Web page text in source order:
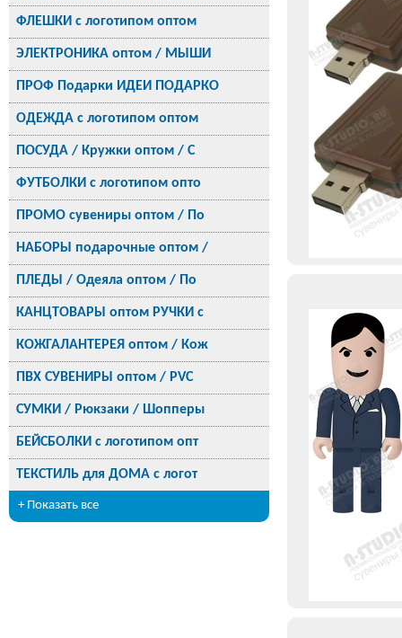
ФЛЕШКИ с логотипом оптом
ЭЛЕКТРОНИКА оптом / МЫШИ
ПРОФ Подарки ИДЕИ ПОДАРКО
ОДЕЖДА с логотипом оптом
ПОСУДА / Кружки оптом / С
ФУТБОЛКИ с логотипом опто
ПРОМО сувениры оптом / По
НАБОРЫ подарочные оптом /
ПЛЕДЫ / Одеяла оптом / По
КАНЦТОВАРЫ оптом РУЧКИ с
КОЖГАЛАНТЕРЕЯ оптом / Кож
ПВХ СУВЕНИРЫ оптом / PVC
СУМКИ / Рюкзаки / Шопперы
БЕЙСБОЛКИ с логотипом опт
ТЕКСТИЛЬ для ДОМА с логот
+ Показать все